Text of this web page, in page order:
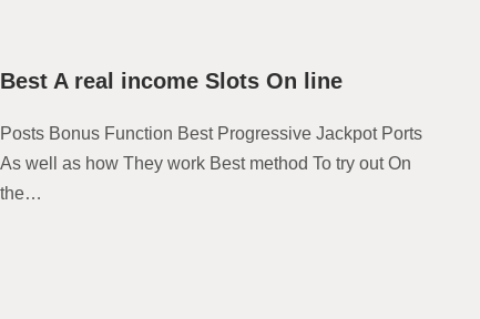
Best A real income Slots On line
Posts Bonus Function Best Progressive Jackpot Ports
As well as how They work Best method To try out On
the…